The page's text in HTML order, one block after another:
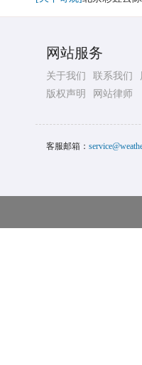
网站服务
关于我们 联系我们
版权声明
网站律师
客服邮箱：